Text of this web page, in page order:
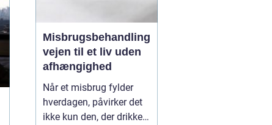
Misbrugsbehandling
vejen til et liv uden
afhængighed
Når et misbrug fylder
hverdagen, påvirker det
ikke kun den, der drikker,